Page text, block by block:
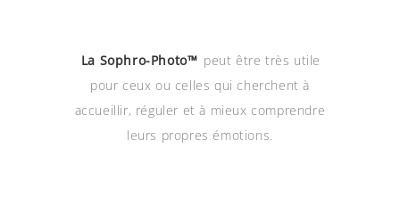
La Sophro-Photo™ peut être très utile
pour ceux ou celles qui cherchent à
accueillir, réguler et à mieux comprendre
leurs propres émotions.